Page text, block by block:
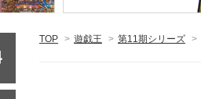
TOP > 遊戯王 > 第11期シリーズ >